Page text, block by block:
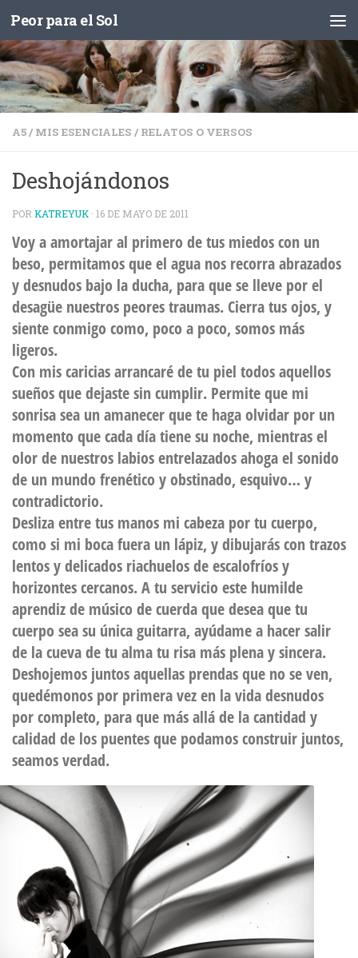
Saltar al contenido
Peor para el Sol
A5/ MIS ESENCIALES / RELATOS O VERSOS
Deshojándonos
POR KATREYUK · 16 DE MAYO DE 2011
Voy a amortajar al primero de tus miedos con un
beso, permitamos que el agua nos recorra abrazados
y desnudos bajo la ducha, para que se lleve por el
desagüe nuestros peores traumas. Cierra tus ojos, y
siente conmigo como, poco a poco, somos más
ligeros.
Con mis caricias arrancaré de tu piel todos aquellos
sueños que dejaste sin cumplir. Permite que mi
sonrisa sea un amanecer que te haga olvidar por un
momento que cada día tiene su noche, mientras el
olor de nuestros labios entrelazados ahoga el sonido
de un mundo frenético y obstinado, esquivo… y
contradictorio.
Desliza entre tus manos mi cabeza por tu cuerpo,
como si mi boca fuera un lápiz, y dibujarás con trazos
lentos y delicados riachuelos de escalofríos y
horizontes cercanos. A tu servicio este humilde
aprendiz de músico de cuerda que desea que tu
cuerpo sea su única guitarra, ayúdame a hacer salir
de la cueva de tu alma tu risa más plena y sincera.
Deshojemos juntos aquellas prendas que no se ven,
quedémonos por primera vez en la vida desnudos
por completo, para que más allá de la cantidad y
calidad de los puentes que podamos construir juntos,
seamos verdad.